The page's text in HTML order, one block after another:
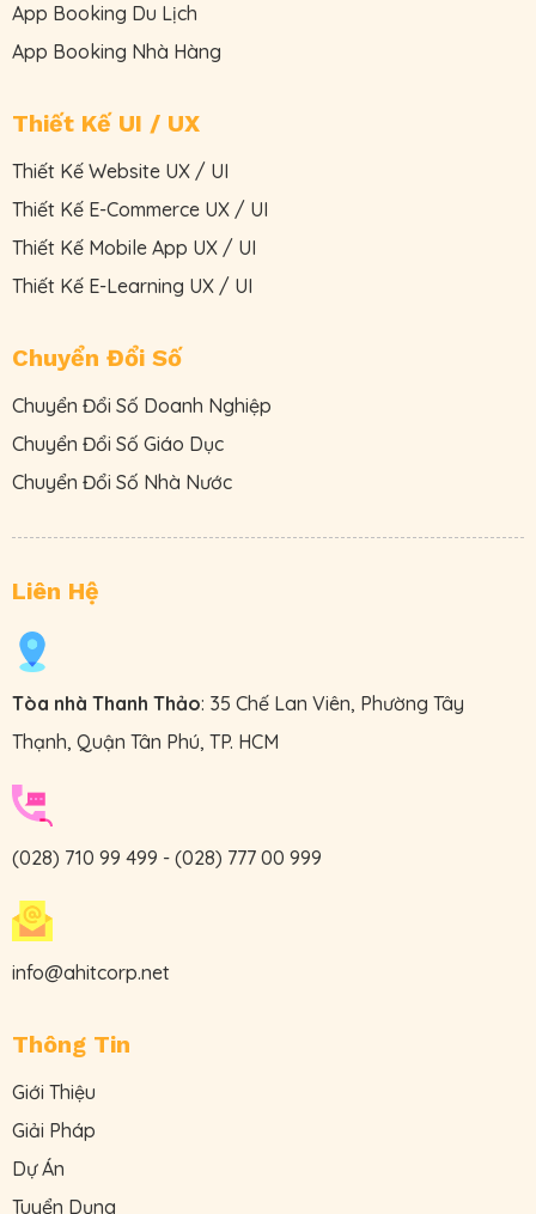
App Booking Du Lịch
App Booking Nhà Hàng
Thiết Kế UI / UX
Thiết Kế Website UX / UI
Thiết Kế E-Commerce UX / UI
Thiết Kế Mobile App UX / UI
Thiết Kế E-Learning UX / UI
Chuyển Đổi Số
Chuyển Đổi Số Doanh Nghiệp
Chuyển Đổi Số Giáo Dục
Chuyển Đổi Số Nhà Nước
Liên Hệ
Tòa nhà Thanh Thảo: 35 Chế Lan Viên, Phường Tây
Thạnh, Quận Tân Phú, TP. HCM
(028) 710 99 499 - (028) 777 00 999
info@ahitcorp.net
Thông Tin
Giới Thiệu
Giải Pháp
Dự Án
Tuyển Dụng